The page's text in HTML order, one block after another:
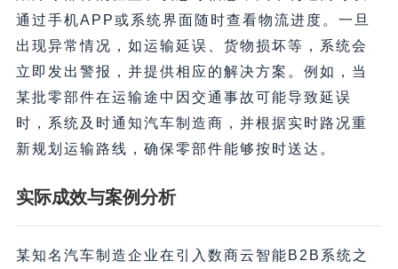
通过手机APP或系统界面随时查看物流进度。一旦
出现异常情况，如运输延误、货物损坏等，系统会
立即发出警报，并提供相应的解决方案。例如，当
某批零部件在运输途中因交通事故可能导致延误
时，系统及时通知汽车制造商，并根据实时路况重
新规划运输路线，确保零部件能够按时送达。
实际成效与案例分析
某知名汽车制造企业在引入数商云智能B2B系统之